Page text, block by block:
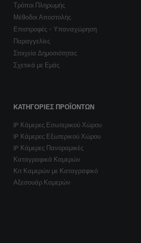
Τρόποι Πληρωμής
Μέθοδοι Αποστολής
Επιστροφές - Υπαναχώρηση
Παραγγελίες
Στοιχεία Δημοσιότητας
Σχετικά με Εμάς
ΚΑΤΗΓΟΡΊΕΣ ΠΡΟΪΌΝΤΩΝ
IP Κάμερες Εσωτερικού Χώρου
IP Κάμερες Εξωτερικού Χώρου
IP Κάμερες Πανοραμικές
Καταγραφικά Καμερών
Κιτ Καμερών με Καταγραφικό
Αξεσουάρ Καμερών